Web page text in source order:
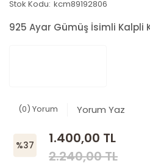
Stok Kodu: kcm89192806
925 Ayar Gümüş İsimli Kalpli
(0) Yorum Yorum Yaz
%37
1.400,00 TL
2.240,00 TL